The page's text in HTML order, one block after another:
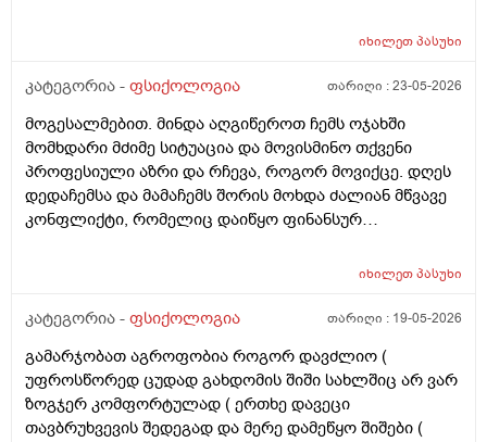
ურთიერთობისთვის, ეგეც ვიცი, მაგრამ მაინტერესებს,
გადახრად ხომ არ ითვლება 22 წლის გოგოს მოწონება
წარმომადგენლის? თუ 36 წლის მამაკაცსა და 22 წლის
გოგოს, ნებაყოფლობით, ყოველგვარი ძალადობისა
და იძულების გარეშე ექნებათ სექსი, ეს ხომ არ
მეტყველებს მამაკაცის რაიმე ფსიქოლოგიურ
გადახრაზე? ასაკით უფროს ქალს ან კაცს რომ
სქესის სრულწლოვანი წარმომადგენელი შეუყვარდეს
იძულების გარეშე, ეს ხომ არ ითვლება ფსიქოლოგიურ
გადახრად ასაკით უფროსი ქალისთვის ან კაცისთვის?
სრულწლოვან ქალს ან კაცს რომ თავისზე 13–14–15
წლით ასაკით უფროსი საწინააღმდეგო სქესის
წარმომადგენელი შეუყვარდეს და მათ სექსი ჰქონდეთ,
იხილეთპასუხი
კატეგორია - ფსიქოლოგია თარიღი :23-05-2026
მოგესალმებით. მინდა აღგიწეროთ ჩემს ოჯახში
მომხდარი მძიმე სიტუაცია და მოვისმინო თქვენი
პროფესიული აზრი და რჩევა, როგორ მოვიქცე. დღეს
დედაჩემსა და მამაჩემს შორის მოხდა ძალიან მწვავე
კონფლიქტი, რომელიც დაიწყო ფინანსურ
მამას სთხოვა დახმარება). ჩხუბი გადაიზარდა საშინელ
მამაჩემის მხრიდან ფიზიკურ დამცირებაში ფულს ნუღა
„ყელს გამოგჭრიო“), რაც ღია კარებიდან
მეზობლებსაც ესმოდათ დედაჩემიც მძიმე დიტყვებს
ეუბნებოდა. მე ამ ყველაფრის მომსწრე გავხდი.
საშინელ სტრესში ჩავვარდი, რადგან ისედაც მაქვს
იხილეთპასუხი
კატეგორია - ფსიქოლოგია თარიღი : 19-05-2026
გამარჯობათ აგროფობია როგორ დავძლიო (
უფროსწორედ ცუდად გახდომის შიში სახლშიც არ ვარ
ზოგჯერ კომფორტულად ( ერთხე დავეცი
თავბრუხვევის შედეგად და მერე დამეწყო შიშები (